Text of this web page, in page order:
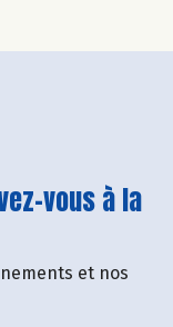
vous à la
et nos